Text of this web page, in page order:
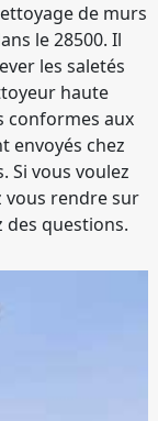
de murs
le 28500. Il
les saletés
haute
conformes aux
envoyés chez
Si vous voulez
vous rendre sur
des questions.